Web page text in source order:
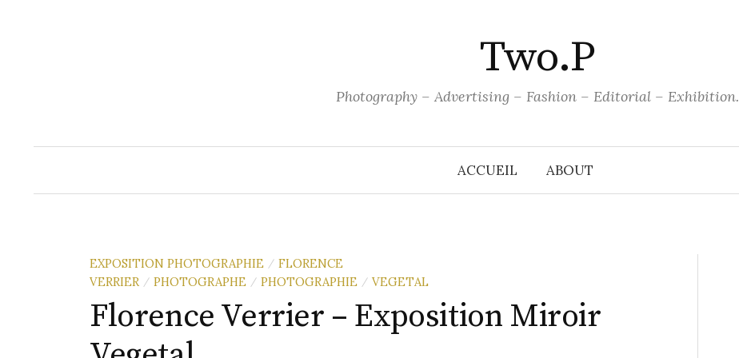
Two.P
Photography – Advertising – Fashion – Editorial – Exhibition.
ACCUEIL ABOUT
EXPOSITION PHOTOGRAPHIE / FLORENCE
VERRIER / PHOTOGRAPHE / PHOTOGRAPHIE / VEGETAL
Florence Verrier – Exposition Miroir